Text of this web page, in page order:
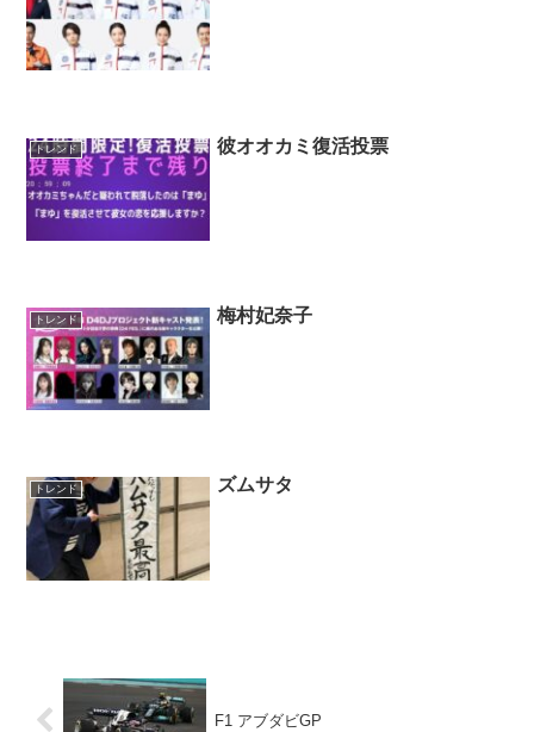
トレンド 彼オオカミ復活投票
トレンド 梅村妃奈子
トレンド ズムサタ
F1 アブダビGP